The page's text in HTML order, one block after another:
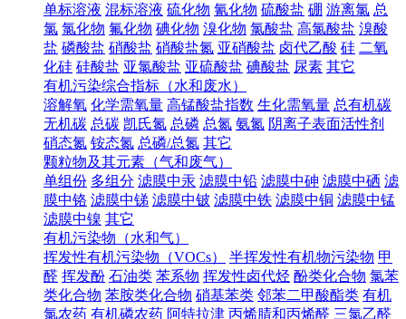
单标溶液 混标溶液 硫化物 氰化物 硫酸盐 硼 游离氯 总
氯 氯化物 氟化物 碘化物 溴化物 氯酸盐 高氯酸盐 溴酸
盐 磷酸盐 硝酸盐 硝酸盐氮 亚硝酸盐 卤代乙酸 硅 二氧
化硅 硅酸盐 亚氯酸盐 亚硫酸盐 碘酸盐 尿素 其它
有机污染综合指标（水和废水）
溶解氧 化学需氧量 高锰酸盐指数 生化需氧量 总有机碳
无机碳 总碳 凯氏氮 总磷 总氮 氨氮 阴离子表面活性剂
硝态氮 铵态氮 总磷/总氮 其它
颗粒物及其元素（气和废气）
单组份 多组分 滤膜中汞 滤膜中铅 滤膜中砷 滤膜中硒 滤
膜中铬 滤膜中锑 滤膜中铍 滤膜中铁 滤膜中铜 滤膜中锰
滤膜中镍 其它
有机污染物（水和气）
挥发性有机污染物（VOCs）
半挥发性有机物污染物 甲
醛 挥发酚 石油类 苯系物 挥发性卤代烃 酚类化合物 氯苯
类化合物 苯胺类化合物 硝基苯类 邻苯二甲酸酯类 有机
氯农药 有机磷农药 阿特拉津 丙烯腈和丙烯醛 三氯乙醛